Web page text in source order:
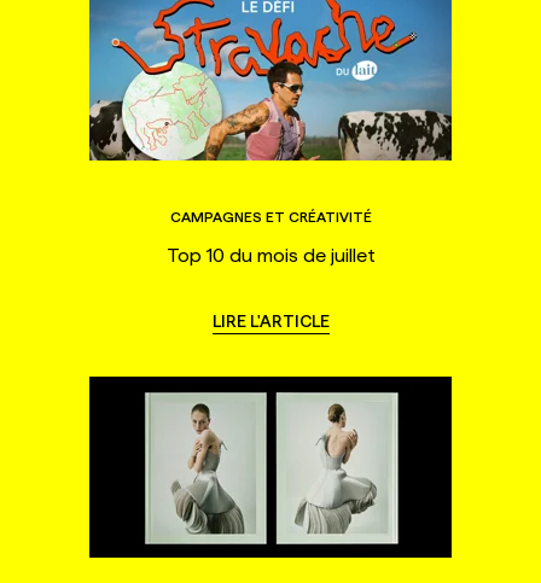
CAMPAGNES ET CRÉATIVITÉ
Top 10 du mois de juillet
LIRE L'ARTICLE